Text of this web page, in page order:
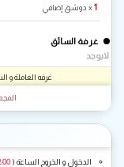
1
غرفة السائق
لايوجد
غرفه العاملة و
الدخول و الخروج الساعة (